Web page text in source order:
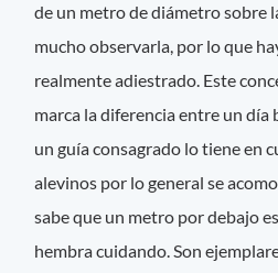
de un metro de diámetro sobre
mucho observarla, por lo que
realmente adiestrado. Este
marca la diferencia entre un día
un guía consagrado lo tiene en
alevinos por lo general se
sabe que un metro por debajo
hembra cuidando. Son